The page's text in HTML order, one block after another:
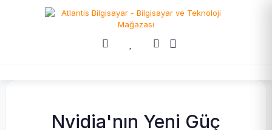
Nvidia'nın Yeni Güç